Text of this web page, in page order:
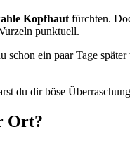
Kopfhaut fürchten.
punktuell.
schon ein paar Tage
du dir böse
Ort?